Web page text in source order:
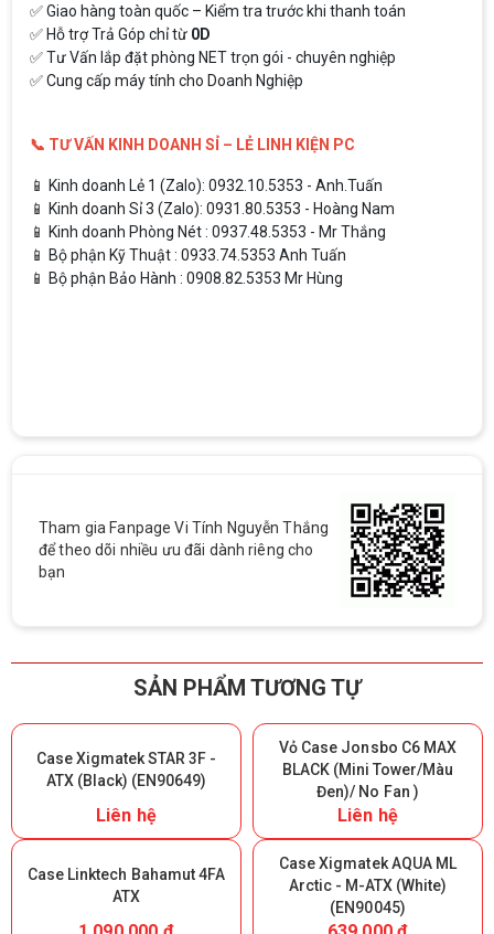
✅ Giao hàng toàn quốc – Kiểm tra trước khi thanh toán
✅ Hỗ trợ Trả Góp chỉ từ 0D
✅ Tư Vấn lắp đặt phòng NET trọn gói - chuyên nghiệp
✅ Cung cấp máy tính cho Doanh Nghiệp
📞 TƯ VẤN KINH DOANH SỈ – LẺ LINH KIỆN PC
📱 Kinh doanh Lẻ 1 (Zalo): 0932.10.5353 - Anh.Tuấn
📱 Kinh doanh Sỉ 3 (Zalo): 0931.80.5353 - Hoàng Nam
📱 Kinh doanh Phòng Nét : 0937.48.5353 - Mr Thắng
📱 Bộ phận Kỹ Thuật : 0933.74.5353 Anh Tuấn
📱 Bộ phận Bảo Hành : 0908.82.5353 Mr Hùng
Tham gia Fanpage Vi Tính Nguyễn Thắng
để theo dõi nhiều ưu đãi dành riêng cho
bạn
SẢN PHẨM TƯƠNG TỰ
Case Xigmatek STAR 3F -
ATX (Black) (EN90649)
Liên hệ
Vỏ Case Jonsbo C6 MAX
BLACK (Mini Tower/Màu
Đen)/ No Fan )
Liên hệ
Case Linktech Bahamut 4FA
ATX
Case Xigmatek AQUA ML
Arctic - M-ATX (White)
(EN90045)